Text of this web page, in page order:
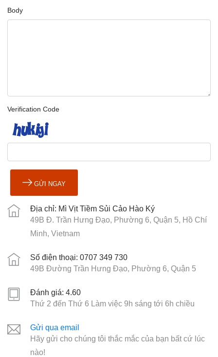
Body
Verification Code
GỬI NGAY
Địa chỉ: Mì Vịt Tiềm Sủi Cảo Hào Ký
49B Đ. Trần Hưng Đạo, Phường 6, Quận 5, Hồ Chí
Minh, Vietnam
Số điện thoại: 0707 349 730
49B Đường Trần Hưng Đạo, Phường 6, Quận 5
Đánh giá: 4.60
Thứ 2 đến Thứ 6 Làm việc 9h sáng tới 6h chiều
Gửi qua email
Hãy gửi cho chúng tôi thắc mắc của bạn bất cứ lúc
nào!